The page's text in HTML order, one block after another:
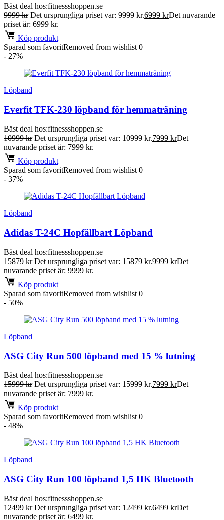
Bäst deal hos:fitnessshoppen.se
9999kr Det ursprungliga priset var: 9999 kr.6999 krDet nuvarande
priset är: 6999 kr.
Köp produkt
Sparad som favoritRemoved from wishlist 0
- 27%
Löpband
Everfit TFK-230 löpband för hemmaträning
Bäst deal hos:fitnessshoppen.se
10999kr Det ursprungliga priset var: 10999 kr.7999 krDet
nuvarande priset är: 7999 kr.
Köp produkt
Sparad som favoritRemoved from wishlist 0
- 37%
Löpband
Adidas T-24C Hopfällbart Löpband
Bäst deal hos:fitnessshoppen.se
15879kr Det ursprungliga priset var: 15879 kr.9999 krDet
nuvarande priset är: 9999 kr.
Köp produkt
Sparad som favoritRemoved from wishlist 0
- 50%
Löpband
ASG City Run 500 löpband med 15 % lutning
Bäst deal hos:fitnessshoppen.se
15999kr Det ursprungliga priset var: 15999 kr.7999 krDet
nuvarande priset är: 7999 kr.
Köp produkt
Sparad som favoritRemoved from wishlist 0
- 48%
Löpband
ASG City Run 100 löpband 1,5 HK Bluetooth
Bäst deal hos:fitnessshoppen.se
12499kr Det ursprungliga priset var: 12499 kr.6499 krDet
nuvarande priset är: 6499 kr.